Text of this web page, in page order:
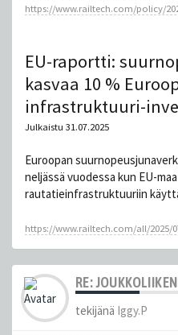
https://www.railtech.com/policy/
EU-raportti:
kasvaa 10 %
infrastruktuuri-
Julkaistu 31.07.2025
Euroopan
neljässä vuodessa kun EU-
rautatieinfrastruktuuriin
https://www.railtech.com/all/2025/
RE:
tekijänä Iggy.P